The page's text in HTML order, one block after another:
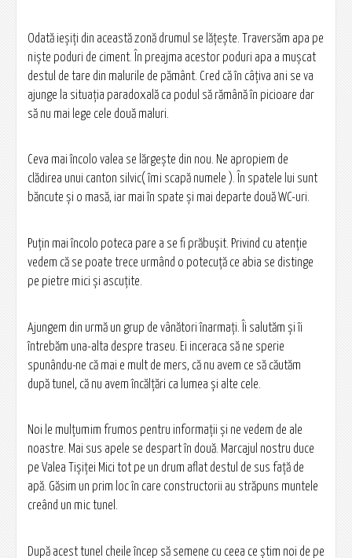
Odată ieşiţi din această zonă drumul se lăţeşte. Traversăm apa pe
nişte poduri de ciment. În preajma acestor poduri apa a muşcat
destul de tare din malurile de pământ. Cred că în câţiva ani se va
ajunge la situaţia paradoxală ca podul să rămână în picioare dar
să nu mai lege cele două maluri.
Ceva mai încolo valea se lărgeşte din nou. Ne apropiem de
clădirea unui canton silvic( îmi scapă numele ). În spatele lui sunt
băncute şi o masă, iar mai în spate şi mai departe două WC-uri.
Puţin mai încolo poteca pare a se fi prăbuşit. Privind cu atenţie
vedem că se poate trece urmând o potecuţă ce abia se distinge
pe pietre mici şi ascuţite.
Ajungem din urmă un grup de vânători înarmaţi. Îi salutăm şi îi
întrebăm una-alta despre traseu. Ei inceraca să ne sperie
spunându-ne că mai e mult de mers, că nu avem ce să căutăm
după tunel, că nu avem încălţări ca lumea şi alte cele.
Noi le mulţumim frumos pentru informaţii şi ne vedem de ale
noastre. Mai sus apele se despart în două. Marcajul nostru duce
pe Valea Tișiței Mici tot pe un drum aflat destul de sus faţă de
apă. Găsim un prim loc în care constructorii au străpuns muntele
creând un mic tunel.
După acest tunel cheile încep să semene cu ceea ce ştim noi de pe